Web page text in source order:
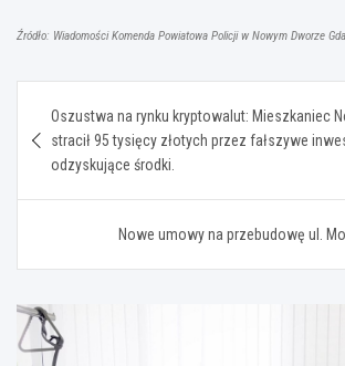
Źródło: Wiadomości Komenda Powiatowa Policji w Nowym Dworze
wpisu
Oszustwa na rynku kryptowalut: Mieszkaniec
stracił 95 tysięcy złotych przez fałszywe
odzyskujące środki.
Nowe umowy na przebudowę ul.